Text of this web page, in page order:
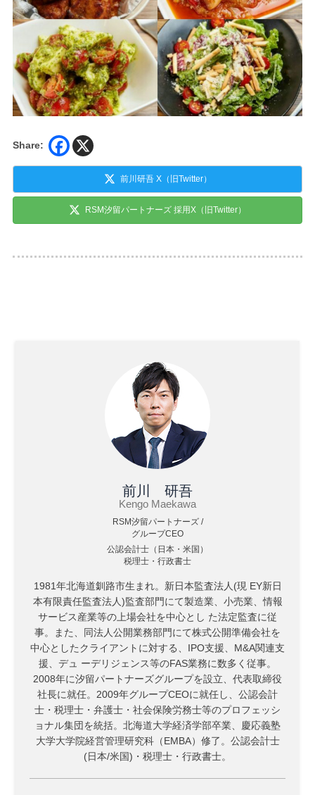
Share:
前川研吾 X（旧Twitter）
RSM汐留パートナーズ 採用X（旧Twitter）
前川 研吾
Kengo Maekawa
RSM汐留パートナーズ /
グループCEO
公認会計士（日本・米国）
税理士・行政書士
1981年北海道釧路市生まれ。新日本監査法人(現 EY新日
本有限責任監査法人)監査部門にて製造業、小売業、情報
サービス産業等の上場会社を中心とし た法定監査に従
事。また、同法人公開業務部門にて株式公開準備会社を
中心としたクライアントに対する、IPO支援、M&A関連支
援、デュ ーデリジェンス等のFAS業務に数多く従事。
2008年に汐留パートナーズグループを設立、代表取締役
社長に就任。2009年グループCEOに就任し、公認会計
士・税理士・弁護士・社会保険労務士等のプロフェッシ
ョナル集団を統括。北海道大学経済学部卒業、慶応義塾
大学大学院経営管理研究科（EMBA）修了。公認会計士
(日本/米国)・税理士・行政書士。